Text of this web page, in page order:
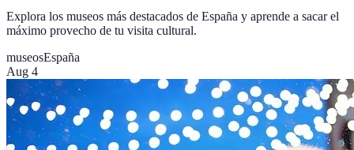
Explora los museos más destacados de España y aprende a sacar el
máximo provecho de tu visita cultural.
museosEspaña
Aug 4